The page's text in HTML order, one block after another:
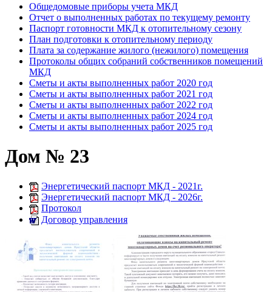
Общедомовые приборы учета МКД
Отчет о выполненных работах по текущему ремонту
Паспорт готовности МКД к отопительному сезону
План подготовки к отопительному периоду
Плата за содержание жилого (нежилого) помещения
Протоколы общих собраний собственников помещений
МКД
Сметы и акты выполненных работ 2020 год
Сметы и акты выполненных работ 2021 год
Сметы и акты выполненных работ 2022 год
Сметы и акты выполненных работ 2024 год
Сметы и акты выполненных работ 2025 год
Дом № 23
Энергетический паспорт МКД - 2021г.
Энергетический паспорт МКД - 2026г.
Протокол
Договор управления